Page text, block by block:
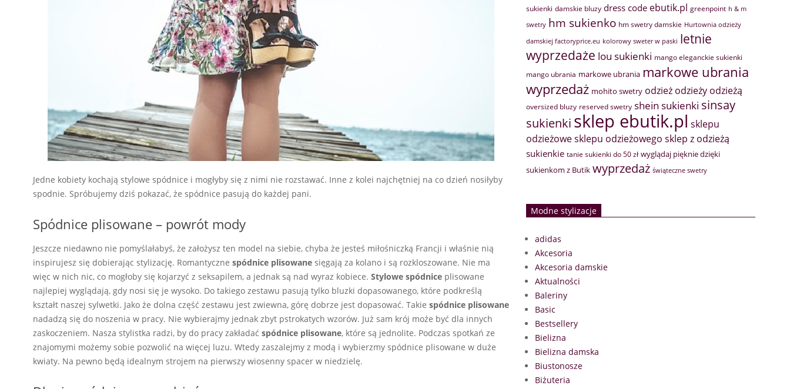
Jedne kobiety kochają stylowe spódnice i mogłyby się z nimi nie rozstawać. Inne z kolei najchętniej na co dzień nosiłyby
spodnie. Spróbujemy dziś pokazać, że spódnice pasują do każdej pani.
Spódnice plisowane – powrót mody
Jeszcze niedawno nie pomyślałabyś, że założysz ten model na siebie, chyba że jesteś miłośniczką Francji i właśnie nią
inspirujesz się dobierając stylizację. Romantyczne spódnice plisowane sięgają za kolano i są rozkloszowane. Nie ma
więc w nich nic, co mogłoby się kojarzyć z seksapilem, a jednak są nad wyraz kobiece. Stylowe spódnice plisowane
najlepiej wyglądają, gdy nosi się je wysoko. Do takiego zestawu pasują tylko bluzki dopasowanego, które podkreślą
kształt naszej sylwetki. Jako że dolna część zestawu jest zwiewna, górę dobrze jest dopasować. Takie spódnice plisowane
nadadzą się do noszenia w pracy. Nie wybierajmy jednak zbyt pstrokatych wzorów. Już sam krój może być dla innych
zaskoczeniem. Nasza stylistka radzi, by do pracy zakładać spódnice plisowane, które są jednolite. Podczas spotkań ze
znajomymi możemy sobie pozwolić na więcej luzu. Wtedy zaszalejmy z modą i wybierzmy spódnice plisowane w duże
kwiaty. Na pewno będą idealnym strojem na pierwszy wiosenny spacer w niedzielę.
sukienki damskie bluzy dress code ebutik.pl greenpoint h & m
swetry hm sukienko hm swetry damskie Hurtownia odzieży
damskiej factoryprice.eu kolorowy sweter w paski letnie
wyprzedaże lou sukienki mango eleganckie sukienki
mango ubrania markowe ubrania markowe ubrania
wyprzedaż mohito swetry odzież odzieży odzieżą
oversized bluzy reserved swetry shein sukienki sinsay
sukienki sklep ebutik.pl sklepu
odzieżowesklepu odzieżowego sklep z odzieżą
sukienkie tanie sukienki do 50 zł wyglądaj pięknie dzięki
sukienkom z Butik wyprzedaż świąteczne swetry
Modne stylizacje
adidas
Akcesoria
Akcesoria damskie
Aktualności
Baleriny
Basic
Bestsellery
Bielizna
Bielizna damska
Biustonosze
Biżuteria